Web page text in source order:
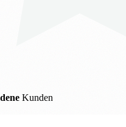
Kunden